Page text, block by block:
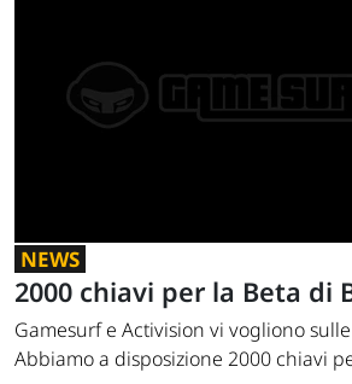
NEWS
2000 chiavi per la Beta di
Gamesurf e Activision vi vogliono
Abbiamo a disposizione 2000 chiavi